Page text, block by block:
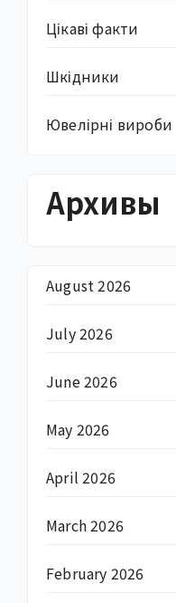
Цікаві факти
Шкідники
Ювелірні вироби
Архивы
August 2026
July 2026
June 2026
May 2026
April 2026
March 2026
February 2026